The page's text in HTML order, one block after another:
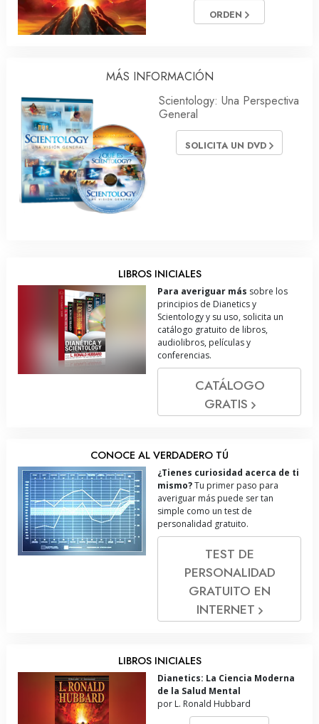
ORDEN
MÁS INFORMACIÓN
Scientology: Una Perspectiva
General
SOLICITA UN DVD
LIBROS INICIALES
Para averiguar más sobre los
principios de Dianetics y
Scientology y su uso, solicita un
catálogo gratuito de libros,
audiolibros, películas y
conferencias.
CATÁLOGO
GRATIS
CONOCE AL VERDADERO TÚ
¿Tienes curiosidad acerca de ti
mismo?Tu primer paso para
averiguar más puede ser tan
simple como un test de
personalidad gratuito.
TEST DE
PERSONALIDAD
GRATUITO EN
INTERNET
LIBROS INICIALES
Dianetics: La Ciencia Moderna
de la Salud Mental
por L. Ronald Hubbard